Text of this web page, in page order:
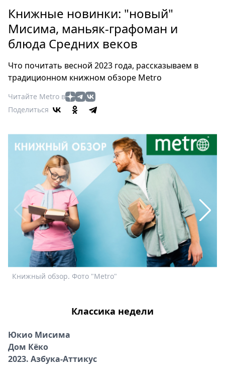
Россия
Мир
Здоровье
Туризм
Мода
Театр
Кино
Книги
Выставки
Пресс-
релизы
О
Metro
Стримы
Спецпроекты
Звезды
Выборы
2026
Книжные новинки: "новый"
Мисима, маньяк-графоман и
блюда Средних веков
Что почитать весной 2023 года, рассказываем в
традиционном книжном обзоре Metro
Читайте Metro в
Поделиться
Книжный обзор. Фото "Metro"
Классика недели
Юкио Мисима
Дом Кёко
2023. Азбука-Аттикус